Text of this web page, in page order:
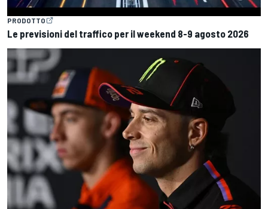
PRODOTTO
Le previsioni del traffico per il weekend 8-9 agosto 2026